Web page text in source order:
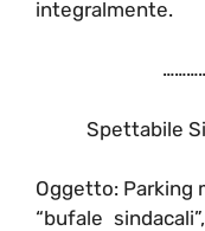
integralmente.
Spettabile
Oggetto: Parking
“bufale